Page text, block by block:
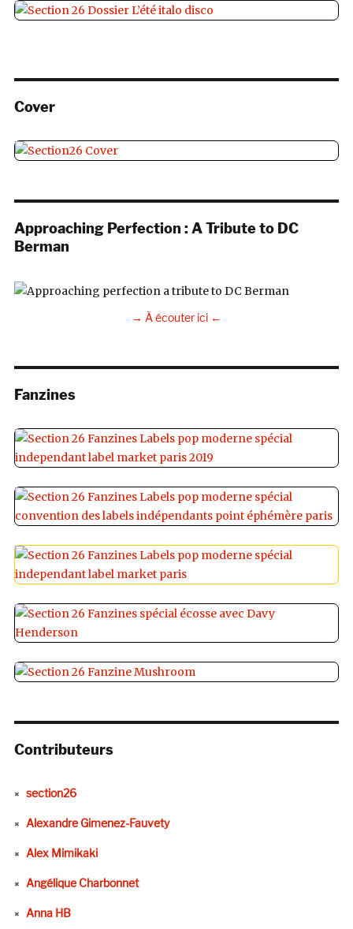
Cover
Approaching Perfection : A Tribute to DC
Berman
→ À écouter ici ←
Fanzines
Contributeurs
section26
Alexandre Gimenez-Fauvety
Alex Mimikaki
Angélique Charbonnet
Anna HB